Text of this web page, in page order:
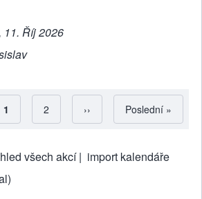
11. Říj 2026
Pagination
Aktuální stránka
1 Strana
2 Následující stránka
›› Poslední stránka
Poslední »
všech akcí | import kalendáře